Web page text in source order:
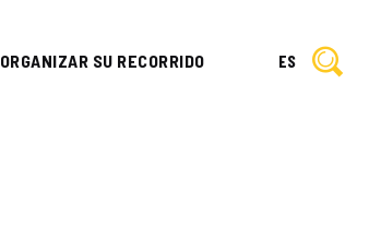
ORGANIZAR SU RECORRIDO ES